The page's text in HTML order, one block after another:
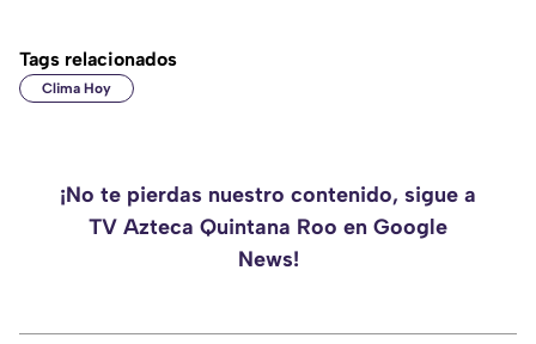
Tags relacionados
Clima Hoy
¡No te pierdas nuestro contenido, sigue a
TV Azteca Quintana Roo en Google
News!